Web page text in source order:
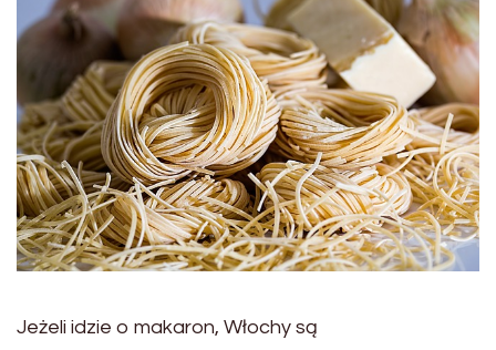
Jeżeli idzie o makaron, Włochy są